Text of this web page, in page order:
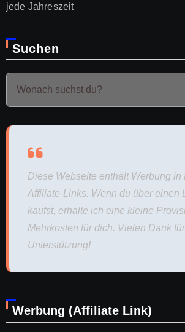
jede Jahreszeit
Suchen
Diese Webseite enthält Werbung in
Affiliate-Links. Wenn du über einen
kaufst, erhalte ich eine kleine
Mehrkosten für dich. Vielen Dank
Unterstützung!
Werbung (Affiliate Link)